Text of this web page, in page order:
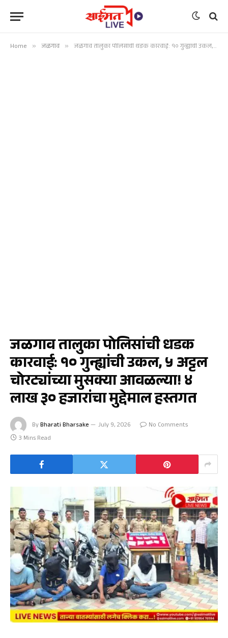
Home » जळगाव » जळगाव तालुका पोलिसांची धडक कारवाई: १० गुन्ह्यांची उकल, ५ अट्टल चोरट्यांच्या मुसक्या आवळल्या! ४ लाख ३० हजारांचा मुद्देमाल हस्तगत
जळगाव तालुका पोलिसांची धडक
कारवाई: १० गुन्ह्यांची उकल, ५ अट्टल
चोरट्यांच्या मुसक्या आवळल्या! ४
लाख ३० हजारांचा मुद्देमाल हस्तगत
ByBharati Bharsake July 9, 2026
No Comments
3 Mins Read